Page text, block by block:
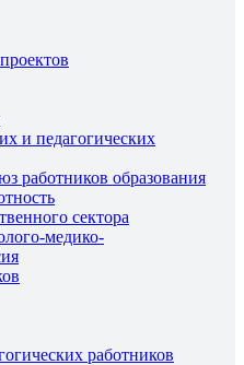
и педагогических
работников образования
сектора
медико-
работников